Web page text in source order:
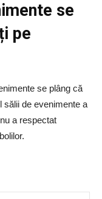
se
pe
se plâng că
sălii de evenimente a
a respectat